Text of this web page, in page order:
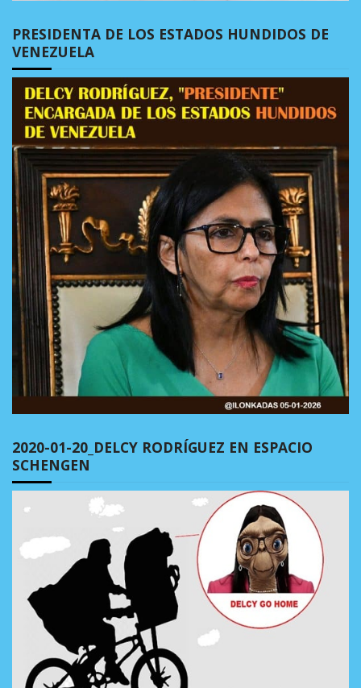
PRESIDENTA DE LOS ESTADOS HUNDIDOS DE
VENEZUELA
2020-01-20_DELCY RODRÍGUEZ EN ESPACIO
SCHENGEN